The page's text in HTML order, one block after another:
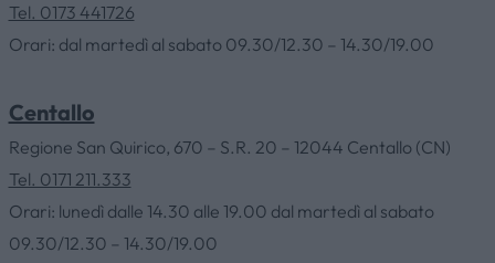
AZIENDA
Tel. 0173 441726
Orari: dal martedì al sabato 09.30/12.30 – 14.30/19.00
Centallo
Regione San Quirico, 670 – S.R. 20 – 12044 Centallo (CN)
Tel. 0171 211.333
Orari: lunedì dalle 14.30 alle 19.00 dal martedì al sabato
09.30/12.30 – 14.30/19.00